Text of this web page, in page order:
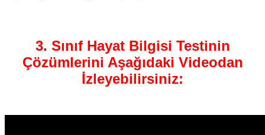
3. Sınıf Hayat Bilgisi Testinin
Çözümlerini Aşağıdaki Videodan
İzleyebilirsiniz: